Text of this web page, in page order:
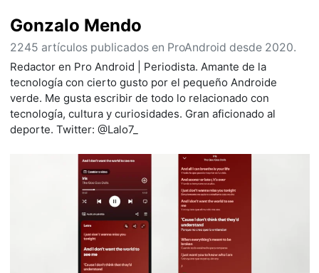
Gonzalo Mendo
2245 artículos publicados en ProAndroid desde 2020.
Redactor en Pro Android | Periodista. Amante de la
tecnología con cierto gusto por el pequeño Androide
verde. Me gusta escribir de todo lo relacionado con
tecnología, cultura y curiosidades. Gran aficionado al
deporte. Twitter: @Lalo7_